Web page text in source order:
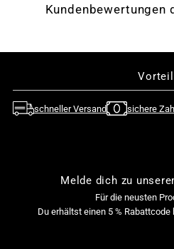
Darkness
(Union
(re-
run)
1/6
(re-
run)
Kundenbewertungen
schneller Versand sichere
Melde dich zu
Für die neusten
Du erhältst einen 5 %